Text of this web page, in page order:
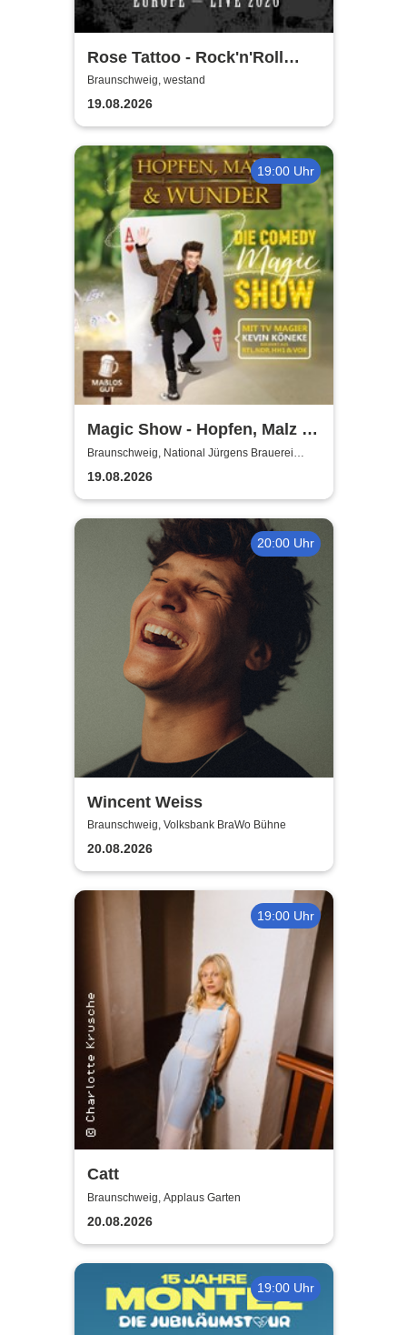
Rose Tattoo - Rock'n'Roll
Outlaws – One Last Ride
Braunschweig, westand
19.08.2026
19:00 Uhr
Magic Show - Hopfen, Malz &
Wunder - Kevin Köneke
Braunschweig, National Jürgens Brauerei
GmbH
19.08.2026
20:00 Uhr
Wincent Weiss
Braunschweig, Volksbank BraWo Bühne
20.08.2026
19:00 Uhr
Catt
Braunschweig, Applaus Garten
20.08.2026
19:00 Uhr